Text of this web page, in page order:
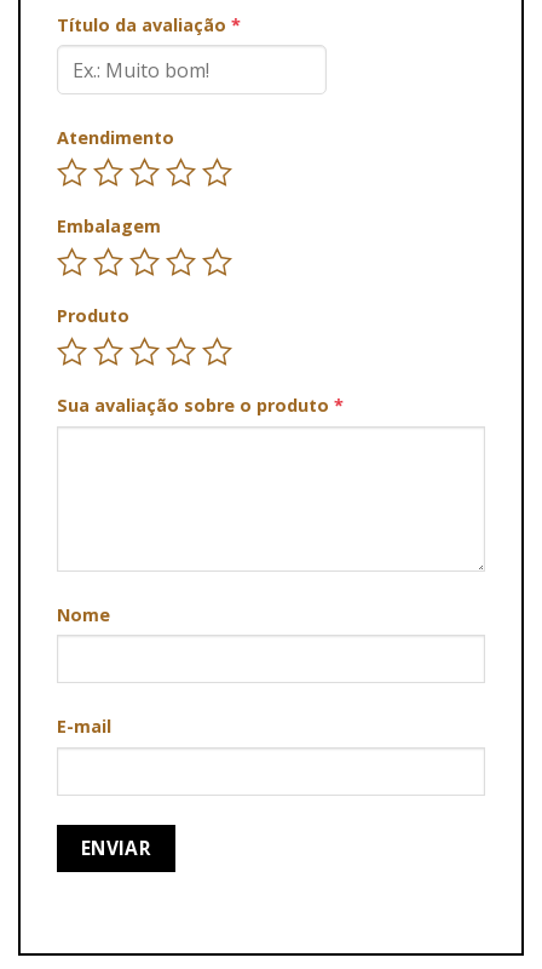
Título da avaliação *
Atendimento
Embalagem
Produto
Sua avaliação sobre o produto *
Nome
E-mail